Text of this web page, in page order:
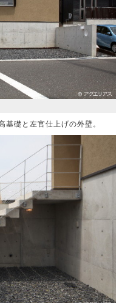
基礎と左官仕上げの外壁。